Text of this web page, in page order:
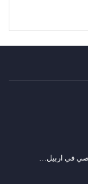
في اربيل…